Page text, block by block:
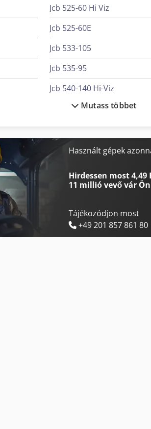
Jcb 525-60 Hi Viz
Jcb 525-60E
Jcb 533-105
Jcb 535-95
Jcb 540-140 Hi-Viz
Jcb 540-170
Jcb 86C-2
Mutass többet
Használt gépek
Hirdessen most 4,49
11 millió vevővár
Tájékozódjon most
+49 201 857 861 80